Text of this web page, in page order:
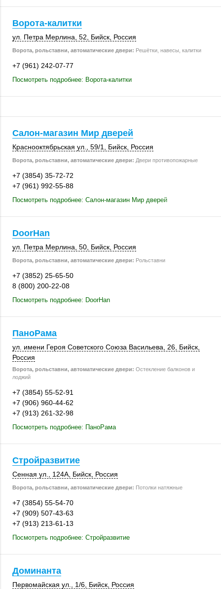
Ворота-калитки
ул. Петра Мерлина, 52, Бийск Россия
Ворота, рольставни, автоматические двери: Решётки, навесы, калитки
+7 (961) 242-07-77
Посмотреть подробнее: Ворота-калитки
Салон-магазин Мир дверей
Краснооктябрьская ул., 59/1 Бийск Россия
Ворота, рольставни, автоматические двери: Двери противопожарные
+7 (3854) 35-72-72
+7 (961) 992-55-88
Посмотреть подробнее: Салон-магазин Мир дверей
DoorHan
ул. Петра Мерлина, 50, Бийск Россия
Ворота, рольставни, автоматические двери: Рольставни
+7 (3852) 25-65-50
8 (800) 200-22-08
Посмотреть подробнее: DoorHan
ПаноРама
ул. имени Героя Советского Союза Васильева, 26, Бийск
Россия
Ворота, рольставни, автоматические двери: Остекление балконов и
лоджий
+7 (3854) 55-52-91
+7 (906) 960-44-62
+7 (913) 261-32-98
Посмотреть подробнее: ПаноРама
Стройразвитие
Сенная ул. 124А Бийск Россия
Ворота, рольставни, автоматические двери: Потолки натяжные
+7 (3854) 55-54-70
+7 (909) 507-43-63
+7 (913) 213-61-13
Посмотреть подробнее: Стройразвитие
Доминанта
Первомайская ул. 1/6 Бийск Россия